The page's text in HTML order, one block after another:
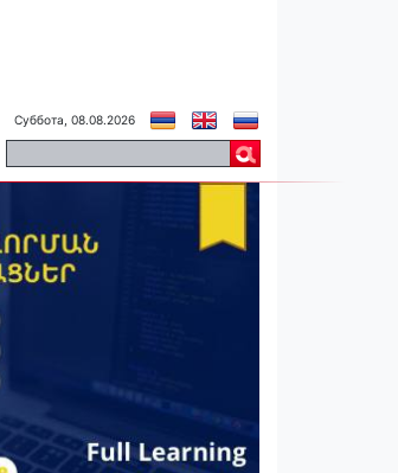
Суббота, 08.08.2026